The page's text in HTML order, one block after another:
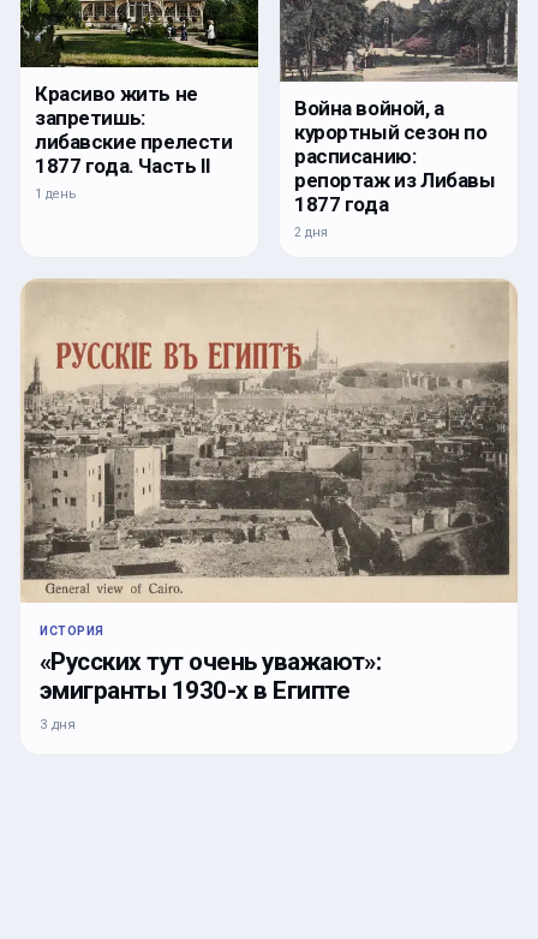
Красиво жить не
запретишь:
либавские прелести
1877 года. Часть II
1 день
Война войной, а
курортный сезон по
расписанию:
репортаж из Либавы
1877 года
2 дня
ИСТОРИЯ
«Русских тут очень уважают»:
эмигранты 1930-х в Египте
3 дня